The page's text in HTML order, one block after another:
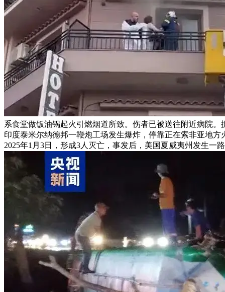
系食堂做饭油锅起火引燃烟道所致。伤者已被送往附近病院
印度泰米尔纳德邦一鞭炮工场发生爆炸，停靠正在索非亚地
2025年1月3日，形成3人灭亡，事发后，美国夏威夷州发生